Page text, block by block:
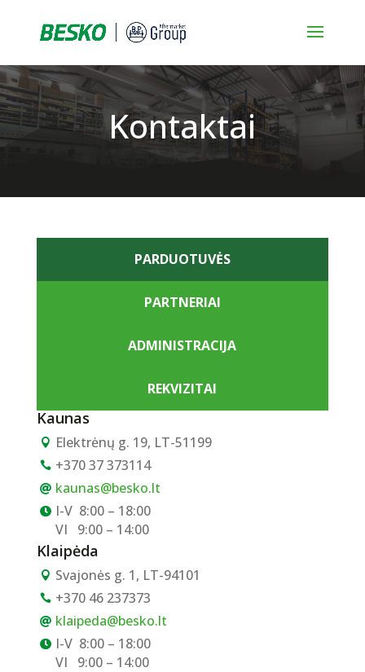
Kontaktai
PARDUOTUVĖS
PARTNERIAI
ADMINISTRACIJA
REKVIZITAI
Kaunas
 Elektrėnų g. 19, LT-51199
 +370 37 373114
 kaunas@besko.lt
 I-V 8:00 – 18:00
VI 9:00 – 14:00
Klaipėda
 Svajonės g. 1, LT-94101
 +370 46 237373
 klaipeda@besko.lt
 I-V 8:00 – 18:00
VI 9:00 – 14:00